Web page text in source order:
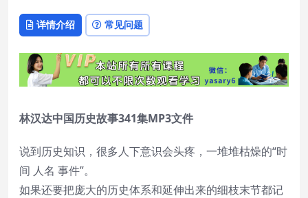
详情介绍 常见问题
林汉达中国历史故事341集MP3文件
说到历史知识，很多人下意识会头疼，一堆堆枯燥的“时
间 人名 事件”。
如果还要把庞大的历史体系和延伸出来的细枝末节都记